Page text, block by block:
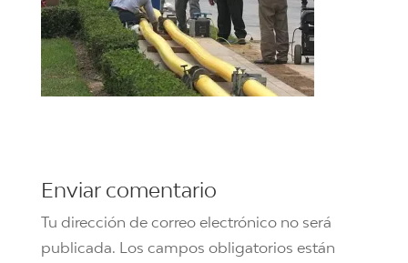
Enviar comentario
Tu dirección de correo electrónico no será
publicada. Los campos obligatorios están